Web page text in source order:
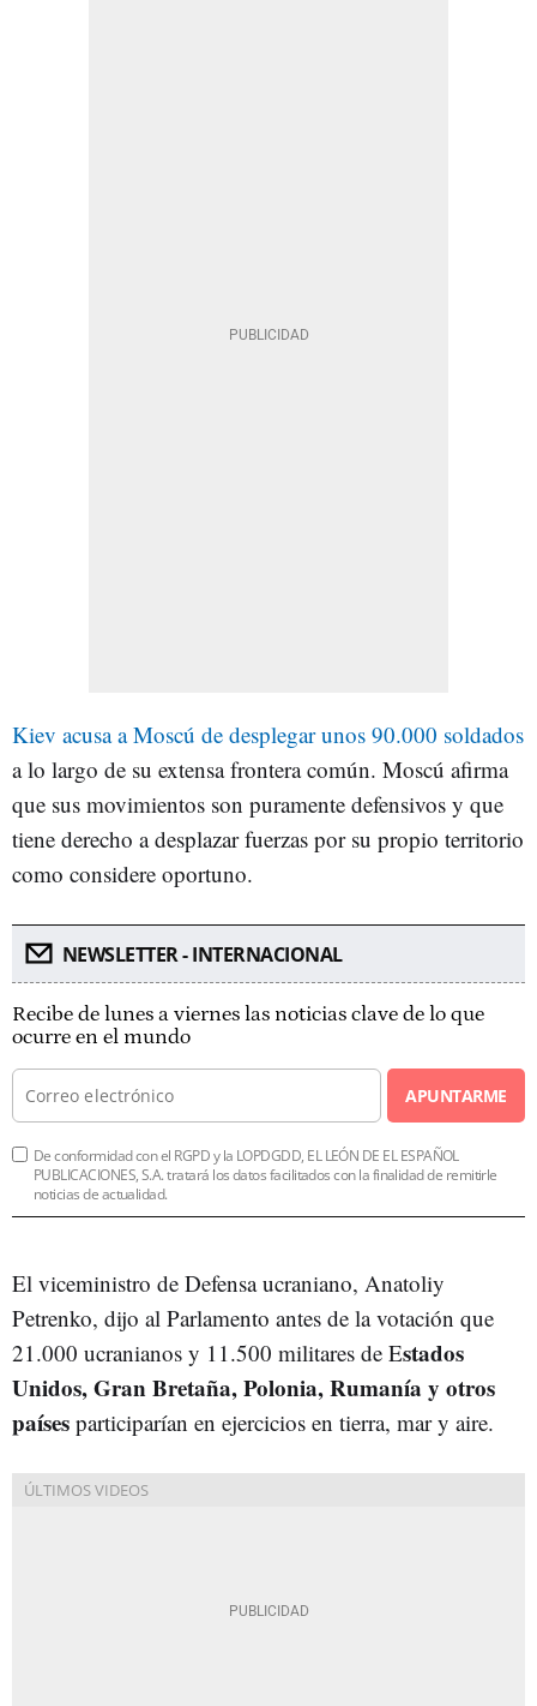
Kiev acusa a Moscú de desplegar unos 90.000 soldados
a lo largo de su extensa frontera común. Moscú afirma
que sus movimientos son puramente defensivos y que
tiene derecho a desplazar fuerzas por su propio territorio
como considere oportuno.
NEWSLETTER - INTERNACIONAL
Recibe de lunes a viernes las noticias clave de lo que
ocurre en el mundo
APUNTARME
De conformidad con el RGPD y la LOPDGDD, EL LEÓN DE EL ESPAÑOL
PUBLICACIONES, S.A. tratará los datos facilitados con la finalidad de remitirle
noticias de actualidad.
El viceministro de Defensa ucraniano, Anatoliy
Petrenko, dijo al Parlamento antes de la votación que
21.000 ucranianos y 11.500 militares de Estados
Unidos, Gran Bretaña, Polonia, Rumanía y otros
países participarían en ejercicios en tierra, mar y aire.